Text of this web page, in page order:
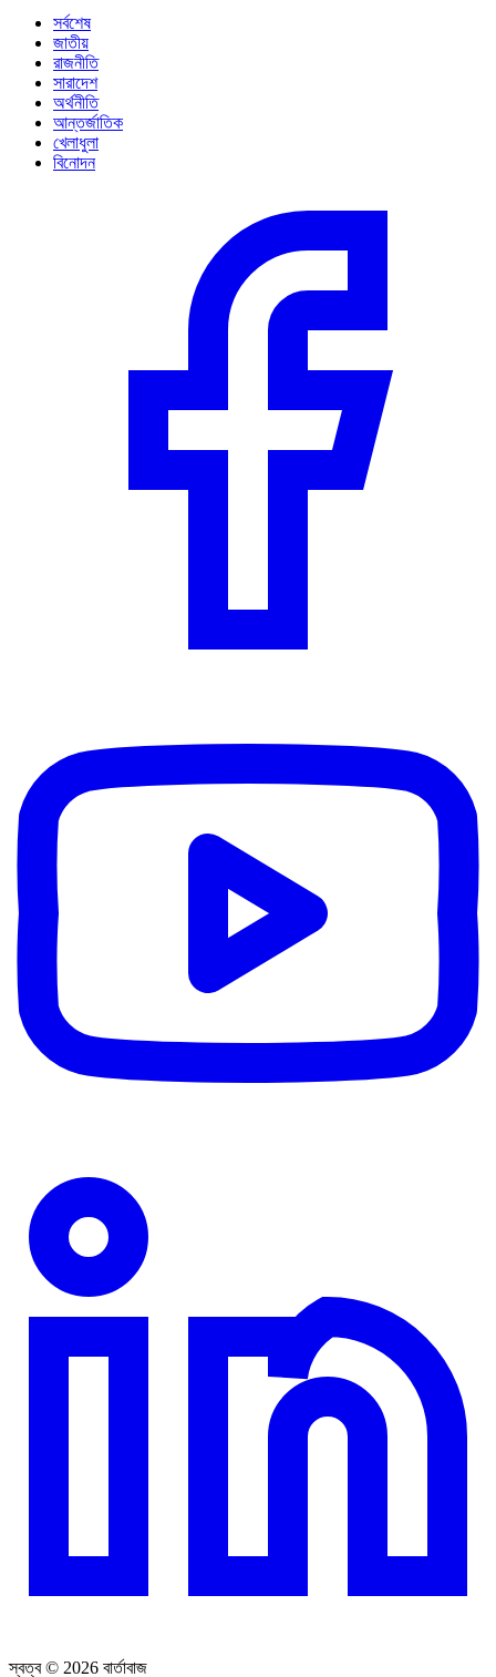
সর্বশেষ
জাতীয়
রাজনীতি
সারাদেশ
অর্থনীতি
আন্তর্জাতিক
খেলাধুলা
বিনোদন
স্বত্ব © 2026 বার্তাবাজ